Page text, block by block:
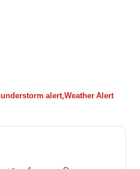
alert,Weather Alert